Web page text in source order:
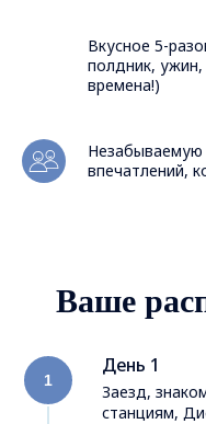
Вкусное 5-
полдник,
времена!)
Незабываемую
впечатлений,
Ваше
День 1
Заезд,
станциям,